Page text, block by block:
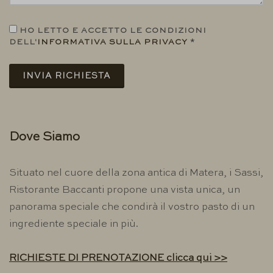
HO LETTO E ACCETTO LE CONDIZIONI
DELL' INFORMATIVA SULLA PRIVACY *
INVIA RICHIESTA
Dove Siamo
Situato nel cuore della zona antica di Matera, i Sassi,
Ristorante Baccanti propone una vista unica, un
panorama speciale che condirà il vostro pasto di un
ingrediente speciale in più.
RICHIESTE DI PRENOTAZIONE clicca qui >>